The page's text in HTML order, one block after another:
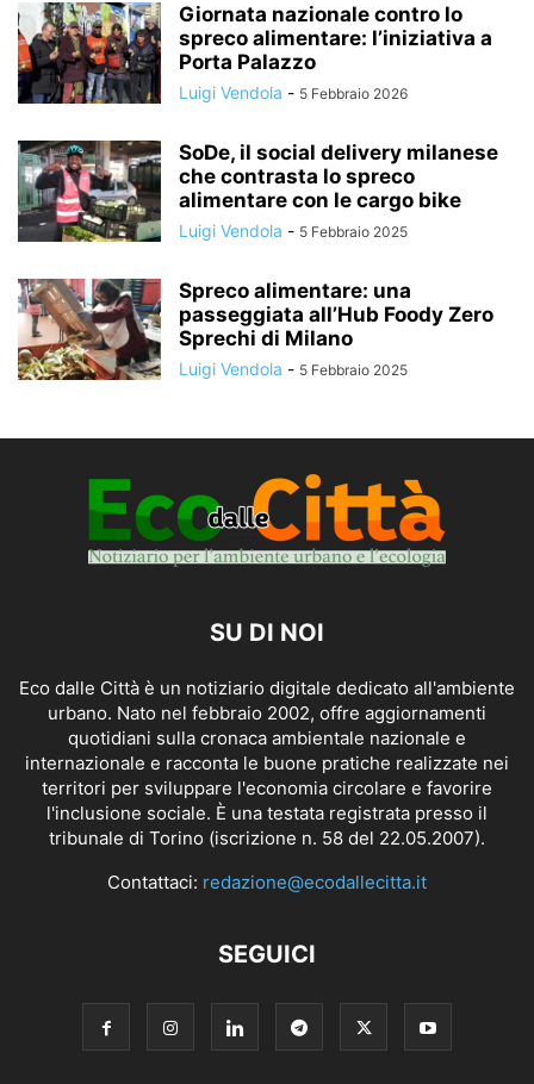
Giornata nazionale contro lo
spreco alimentare: l’iniziativa a
Porta Palazzo
Luigi Vendola - 5 Febbraio 2026
SoDe, il social delivery milanese
che contrasta lo spreco
alimentare con le cargo bike
Luigi Vendola - 5 Febbraio 2025
Spreco alimentare: una
passeggiata all’Hub Foody Zero
Sprechi di Milano
Luigi Vendola - 5 Febbraio 2025
SU DI NOI
Eco dalle Città è un notiziario digitale dedicato all'ambiente
urbano. Nato nel febbraio 2002, offre aggiornamenti
quotidiani sulla cronaca ambientale nazionale e
internazionale e racconta le buone pratiche realizzate nei
territori per sviluppare l'economia circolare e favorire
l'inclusione sociale. È una testata registrata presso il
tribunale di Torino (iscrizione n. 58 del 22.05.2007).
Contattaci: redazione@ecodallecitta.it
SEGUICI